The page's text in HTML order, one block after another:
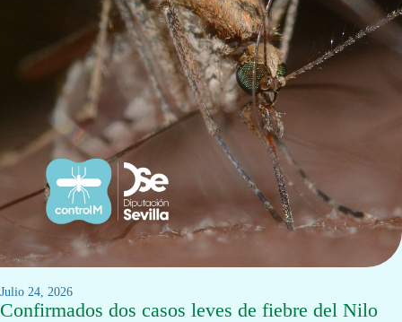
julio 24, 2026
Confirmados dos casos leves de fiebre del Nilo